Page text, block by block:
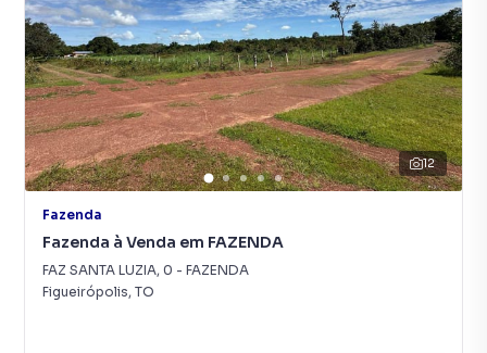
12
Fazenda
Fazenda à Venda em FAZENDA
FAZ SANTA LUZIA, 0 - FAZENDA
Figueirópolis, TO